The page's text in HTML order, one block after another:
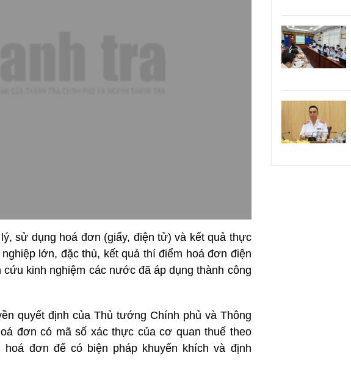
sử dụng hoá đơn (giấy, điện tử) và kết quả thực
lớn, đặc thù, kết quả thí điểm hoá đơn điện
kinh nghiệm các nước đã áp dụng thành công
quyết định của Thủ tướng Chính phủ và Thông
đơn có mã số xác thực của cơ quan thuế theo
đơn để có biện pháp khuyến khích và định